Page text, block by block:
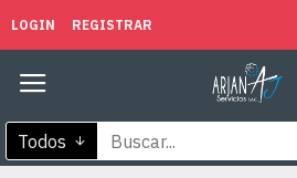
LOGIN REGISTRAR
Todos